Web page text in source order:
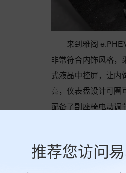
推荐您访问
来到雅阁
非常符合内饰风格，
式液晶中控屏，让内
亮，仪表盘设计可圈
配备了副座椅电动调